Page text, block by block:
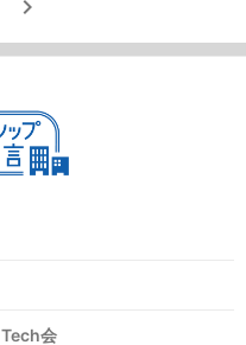
chevron_right
Tech会